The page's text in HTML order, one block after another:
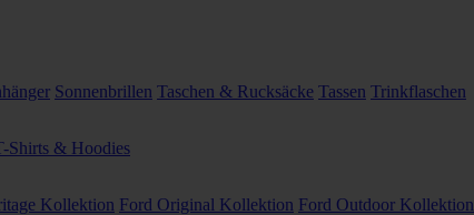
Sonnenbrillen Taschen & Rucksäcke Tassen Trinkflaschen
Shirts & Hoodies
Kollektion Ford Original Kollektion Ford Outdoor Kollektion